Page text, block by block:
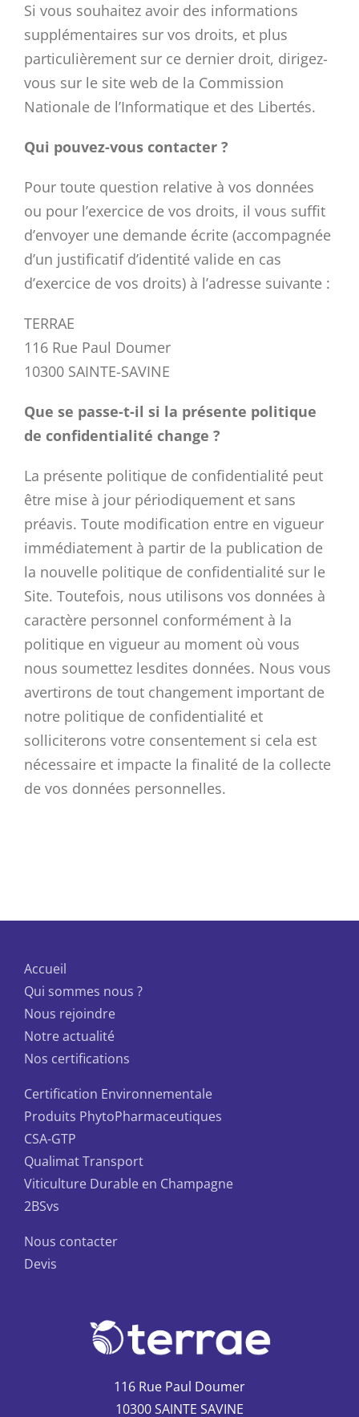
Si vous souhaitez avoir des informations
supplémentaires sur vos droits, et plus
particulièrement sur ce dernier droit, dirigez-
vous sur le site web de la Commission
Nationale de l’Informatique et des Libertés.
Qui pouvez-vous contacter ?
Pour toute question relative à vos données
ou pour l’exercice de vos droits, il vous suffit
d’envoyer une demande écrite (accompagnée
d’un justificatif d’identité valide en cas
d’exercice de vos droits) à l’adresse suivante :
TERRAE
116 Rue Paul Doumer
10300 SAINTE-SAVINE
Que se passe-t-il si la présente politique
de confidentialité change ?
La présente politique de confidentialité peut
être mise à jour périodiquement et sans
préavis. Toute modification entre en vigueur
immédiatement à partir de la publication de
la nouvelle politique de confidentialité sur le
Site. Toutefois, nous utilisons vos données à
caractère personnel conformément à la
politique en vigueur au moment où vous
nous soumettez lesdites données. Nous vous
avertirons de tout changement important de
notre politique de confidentialité et
solliciterons votre consentement si cela est
nécessaire et impacte la finalité de la collecte
de vos données personnelles.
Accueil
Qui sommes nous ?
Nous rejoindre
Notre actualité
Nos certifications
Certification Environnementale
Produits PhytoPharmaceutiques
CSA-GTP
Qualimat Transport
Viticulture Durable en Champagne
2BSvs
Nous contacter
Devis
116 Rue Paul Doumer
10300 SAINTE SAVINE